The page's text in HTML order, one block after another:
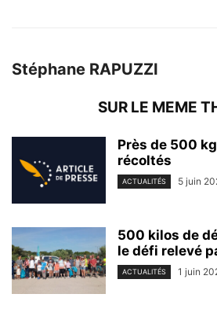
Stéphane RAPUZZI
SUR LE MEME
Près de 500
récoltés
ACTUALITÉS 5 juin
500 kilos de
le défi relevé
ACTUALITÉS 1 juin